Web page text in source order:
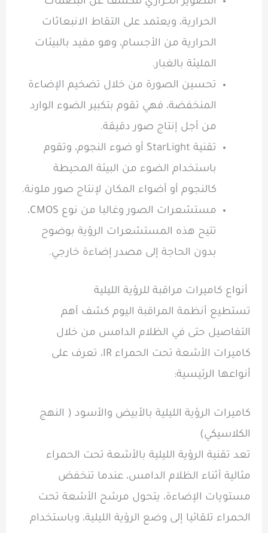
الحرارية، ويعتمد على التقاط الانبعاثات
الحرارية من الأجسام، وهو مفيد بالبيئات
المليئة بالغبار.
تحسين الصورة من خلال تضخيم الإضاءة
المنخفضة، فهي تقوم بتكبير الضوء الوارد
من أجل إنتاج صور دقيقة.
تقنية StarLight أو ضوء النجوم، وتقوم
باستخدام الضوء من البيئة المحيطة
كالنجوم أو أضواء المكان لإنتاج صور ملونة.
مستشعرات الصور وغالبا من نوع CMOS،
تتيح هذه المستشعرات الرؤية بوضوح
بدون الحاجة إلى مصدر إضاءة خارجي.
أنواع كاميرات مراقبة للرؤية الليلية
تستطيع أنظمة المراقبة اليوم كشف أهم
التفاصيل حتى في الظلام الدامس من خلال
كاميرات الأشعة تحت الحمراء IR، تعرف على
أنواعها الرئيسية:
كاميرات الرؤية الليلية بالأبيض والأسود ( النهج
الكلاسيكي)
تعد تقنية الرؤية الليلية بالأشعة تحت الحمراء
مثالية أثناء الظلام الدامس، عندما تنخفض
مستويات الإضاءة، يتحول مرشح الأشعة تحت
الحمراء تلقائيا إلى وضع الرؤية الليلية، وباستخدام